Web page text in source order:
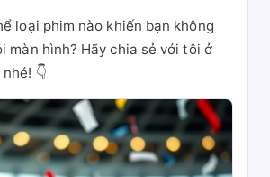
loại phim nào khiến bạn không
màn hình? Hãy chia sẻ với tôi ở
👇